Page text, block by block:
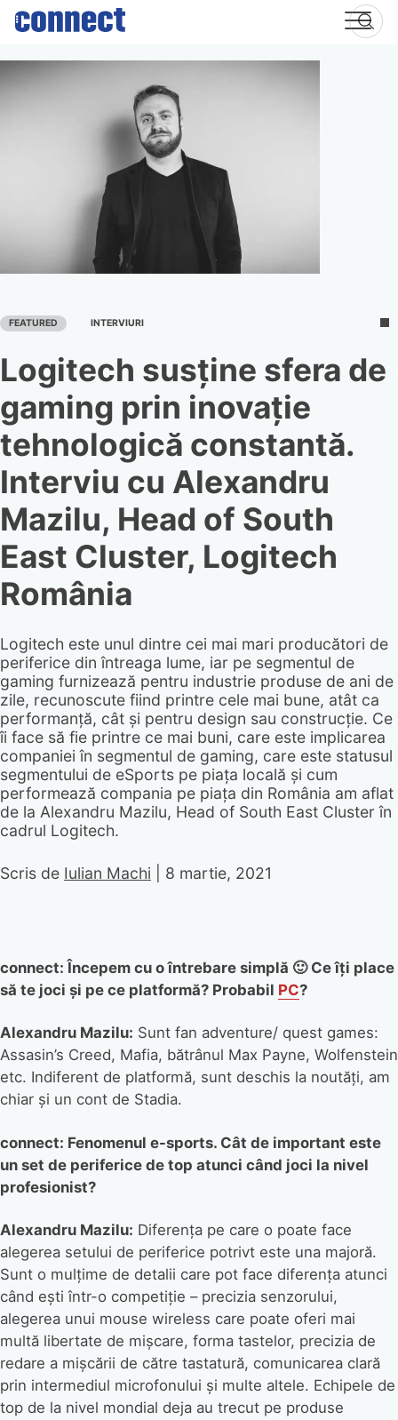
Skip
FEATURED INTERVIURI
Logitech susține sfera de
gaming prin inovație
tehnologică constantă.
Interviu cu Alexandru
Mazilu, Head of South
East Cluster, Logitech
România
Logitech este unul dintre cei mai mari producători de
periferice din întreaga lume, iar pe segmentul de
gaming furnizează pentru industrie produse de ani de
zile, recunoscute fiind printre cele mai bune, atât ca
performanță, cât și pentru design sau construcție. Ce
îi face să fie printre ce mai buni, care este implicarea
companiei în segmentul de gaming, care este statusul
segmentului de eSports pe piața locală și cum
performează compania pe piața din România am aflat
de la Alexandru Mazilu, Head of South East Cluster în
cadrul Logitech.
Scris de Iulian Machi 8 martie, 2021
connect: Începem cu o întrebare simplă 🙂 Ce îți place
să te joci și pe ce platformă? Probabil PC?
Alexandru Mazilu: Sunt fan adventure/ quest games:
Assasin’s Creed, Mafia, bătrânul Max Payne, Wolfenstein
etc. Indiferent de platformă, sunt deschis la noutăți, am
chiar și un cont de Stadia.
connect: Fenomenul e-sports. Cât de important este
un set de periferice de top atunci când joci la nivel
profesionist?
Alexandru Mazilu: Diferența pe care o poate face
alegerea setului de periferice potrivt este una majoră.
Sunt o mulțime de detalii care pot face diferența atunci
când ești într-o competiție – precizia senzorului,
alegerea unui mouse wireless care poate oferi mai
multă libertate de mișcare, forma tastelor, precizia de
redare a mișcării de către tastatură, comunicarea clară
prin intermediul microfonului și multe altele. Echipele de
top de la nivel mondial deja au trecut pe produse